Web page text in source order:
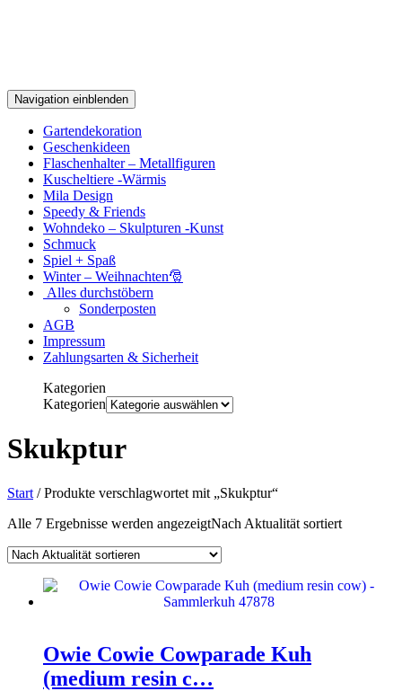
Navigation einblenden
Gartendekoration
Geschenkideen
Flaschenhalter – Metallfiguren
Kuscheltiere -Wärmis
Mila Design
Speedy & Friends
Wohndeko – Skulpturen -Kunst
Schmuck
Spiel + Spaß
Winter – Weihnachten🎅
Alles durchstöbern
Sonderposten
AGB
Impressum
Zahlungsarten & Sicherheit
Kategorien
Kategorien
Skukptur
Start / Produkte verschlagwortet mit „Skukptur“
Alle 7 Ergebnisse werden angezeigtNach Aktualität sortiert
Owie Cowie Cowparade Kuh
(medium resin c…